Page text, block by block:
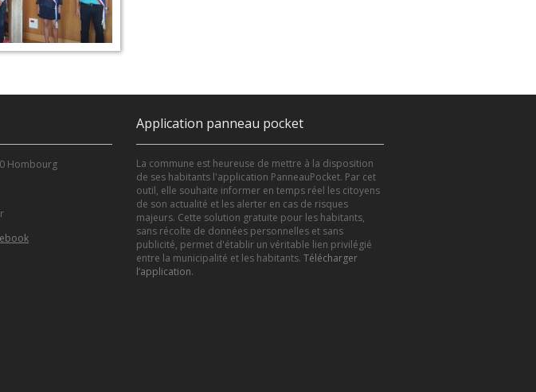
Hombourg
Application panneau pocket
La commune est heureuse de mettre à la disposition
de ses habitants l'application PanneauPocket. Par cet
outil, elle souhaite informer en temps réel les citoyens
de son actualité et les alerter en cas de risques
majeurs. Cette solution gratuite pour les habitants,
sans récolte de données personnelles et sans
publicité, permet d'établir un véritable lien privilégié
entre la municipalité et les habitants. Télécharger
l’application.